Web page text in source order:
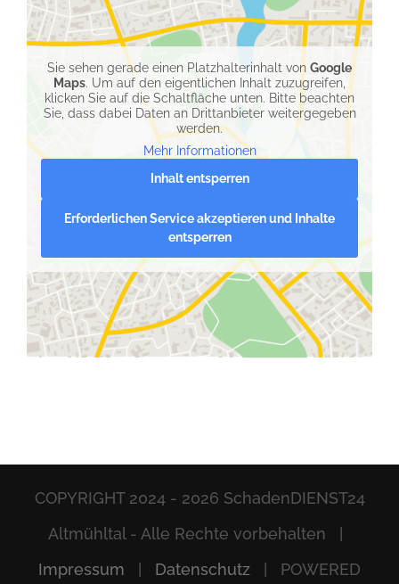
Sie sehen gerade einen Platzhalterinhalt von Google
Maps. Um auf den eigentlichen Inhalt zuzugreifen,
klicken Sie auf die Schaltfläche unten. Bitte beachten
Sie, dass dabei Daten an Drittanbieter weitergegeben
werden.
Mehr Informationen
Inhalt entsperren
Erforderlichen Service akzeptieren und Inhalte
entsperren
COPYRIGHT 2024 - 2026 SchadenDIENST24
Altmühltal - Alle Rechte vorbehalten |
Impressum
Datenschutz | POWERED